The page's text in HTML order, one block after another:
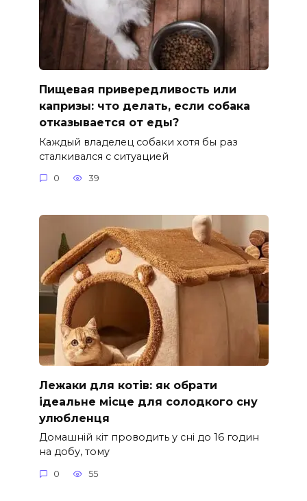
Пищевая привередливость или
капризы: что делать, если собака
отказывается от еды?
Каждый владелец собаки хотя бы раз
сталкивался с ситуацией
0 39
Лежаки для котів: як обрати
ідеальне місце для солодкого сну
улюбленця
Домашній кіт проводить у сні до 16 годин
на добу, тому
0 55